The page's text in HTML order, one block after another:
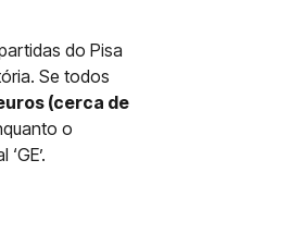
do Pisa
Se todos
(cerca de
o